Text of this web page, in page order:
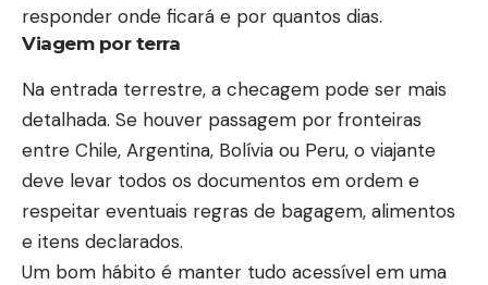
responder onde ficará e por quantos dias.
Viagem por terra
Na entrada terrestre, a checagem pode ser mais
detalhada. Se houver passagem por fronteiras
entre Chile, Argentina, Bolívia ou Peru, o viajante
deve levar todos os documentos em ordem e
respeitar eventuais regras de bagagem, alimentos
e itens declarados.
Um bom hábito é manter tudo acessível em uma